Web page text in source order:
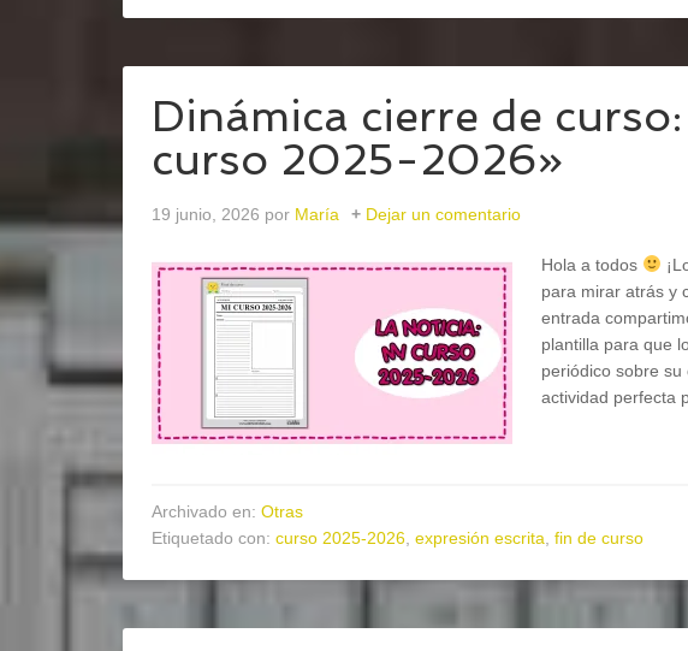
Dinámica cierre de
curso 2025-2026»
19 junio, 2026 por María Dejar un comentario
Hola a todos
para mirar atrás y
entrada
plantilla para que
periódico sobre
actividad perfecta
Archivado en: Otras
Etiquetado con: curso 2025-2026 expresión escrita fin de curso